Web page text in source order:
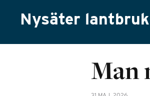
Nysäter lantbruk
Man